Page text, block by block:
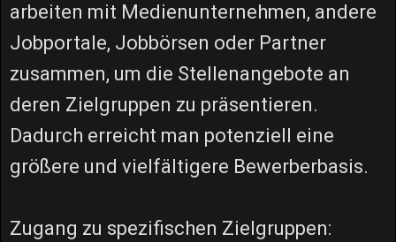
arbeiten mit Medienunternehmen, andere
Jobportale, Jobbörsen oder Partner
zusammen, um die Stellenangebote an
deren Zielgruppen zu präsentieren.
Dadurch erreicht man potenziell eine
größere und vielfältigere Bewerberbasis.
Zugang zu spezifischen Zielgruppen: